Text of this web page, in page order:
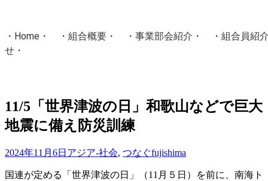
・ Home ・ ・ 組合概要 ・ ・ 事業部会紹介 ・ ・ 組合員紹
せ ・
国土交通省・経済産業省・農林水産省・厚生労働省 認可
11/5「世界津波の日」和歌山などで巨大
地震に備え防災訓練
2024年11月6日 アジア-社会, つなぐfujishima
国連が定める「世界津波の日」（11月５日）を前に、南海ト